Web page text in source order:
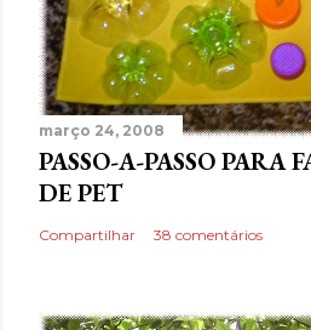
março 24, 2008
PASSO-A-PASSO PARA
DE PET
Compartilhar 38 comentários